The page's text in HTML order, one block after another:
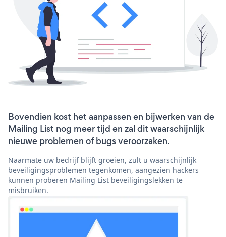
Bovendien kost het aanpassen en bijwerken van de
Mailing List nog meer tijd en zal dit waarschijnlijk
nieuwe problemen of bugs veroorzaken.
Naarmate uw bedrijf blijft groeien, zult u waarschijnlijk
beveiligingsproblemen tegenkomen, aangezien hackers
kunnen proberen Mailing List beveiligingslekken te
misbruiken.